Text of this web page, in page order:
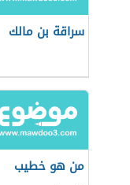
سراقة بن مالك
من هو خطيب